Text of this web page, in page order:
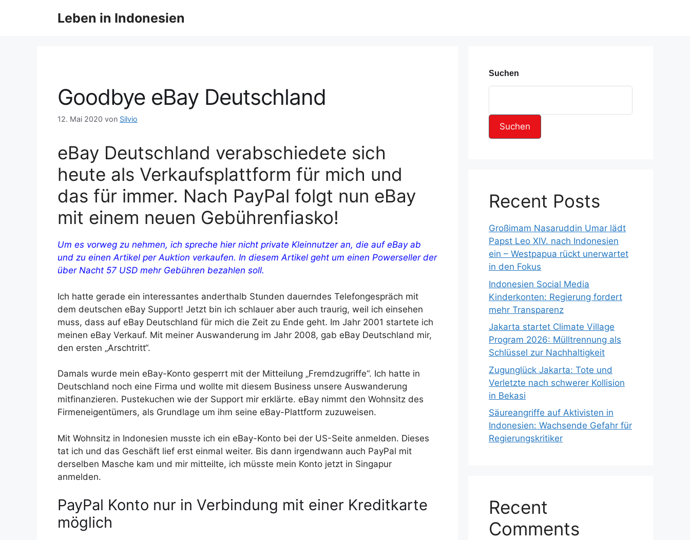
Leben in Indonesien
Goodbye eBay Deutschland
12. Mai 2020 von Silvio
eBay Deutschland verabschiedete sich
heute als Verkaufsplattform für mich und
das für immer. Nach PayPal folgt nun eBay
mit einem neuen Gebührenfiasko!
Um es vorweg zu nehmen, ich spreche hier nicht private Kleinnutzer an, die auf eBay ab
und zu einen Artikel per Auktion verkaufen. In diesem Artikel geht um einen Powerseller der
über Nacht 57 USD mehr Gebühren bezahlen soll.
Ich hatte gerade ein interessantes anderthalb Stunden dauerndes Telefongespräch mit
dem deutschen eBay Support! Jetzt bin ich schlauer aber auch traurig, weil ich einsehen
muss, dass auf eBay Deutschland für mich die Zeit zu Ende geht. Im Jahr 2001 startete ich
meinen eBay Verkauf. Mit meiner Auswanderung im Jahr 2008, gab eBay Deutschland mir,
den ersten „Arschtritt“.
Damals wurde mein eBay-Konto gesperrt mit der Mitteilung „Fremdzugriffe“. Ich hatte in
Deutschland noch eine Firma und wollte mit diesem Business unsere Auswanderung
mitfinanzieren. Pustekuchen wie der Support mir erklärte. eBay nimmt den Wohnsitz des
Firmeneigentümers, als Grundlage um ihm seine eBay-Plattform zuzuweisen.
Mit Wohnsitz in Indonesien musste ich ein eBay-Konto bei der US-Seite anmelden. Dieses
tat ich und das Geschäft lief erst einmal weiter. Bis dann irgendwann auch PayPal mit
derselben Masche kam und mir mitteilte, ich müsste mein Konto jetzt in Singapur
anmelden.
PayPal Konto nur in Verbindung mit einer Kreditkarte
möglich
Suchen
Suchen
Recent Posts
Großimam Nasaruddin Umar lädt
Papst Leo XIV. nach Indonesien
ein – Westpapua rückt unerwartet
in den Fokus
Indonesien Social Media
Kinderkonten: Regierung fordert
mehr Transparenz
Jakarta startet Climate Village
Program 2026: Mülltrennung als
Schlüssel zur Nachhaltigkeit
Zugunglück Jakarta: Tote und
Verletzte nach schwerer Kollision
in Bekasi
Säureangriffe auf Aktivisten in
Indonesien: Wachsende Gefahr für
Regierungskritiker
Recent
Comments